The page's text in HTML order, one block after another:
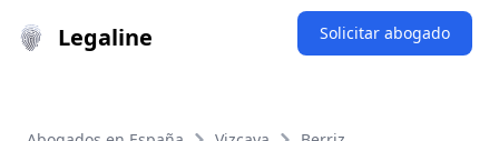
Legaline Solicitar abogado